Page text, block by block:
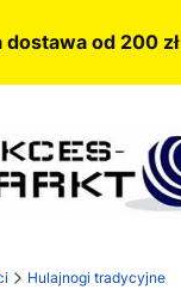
dostawa od 200 zł
Hulajnogi tradycyjne